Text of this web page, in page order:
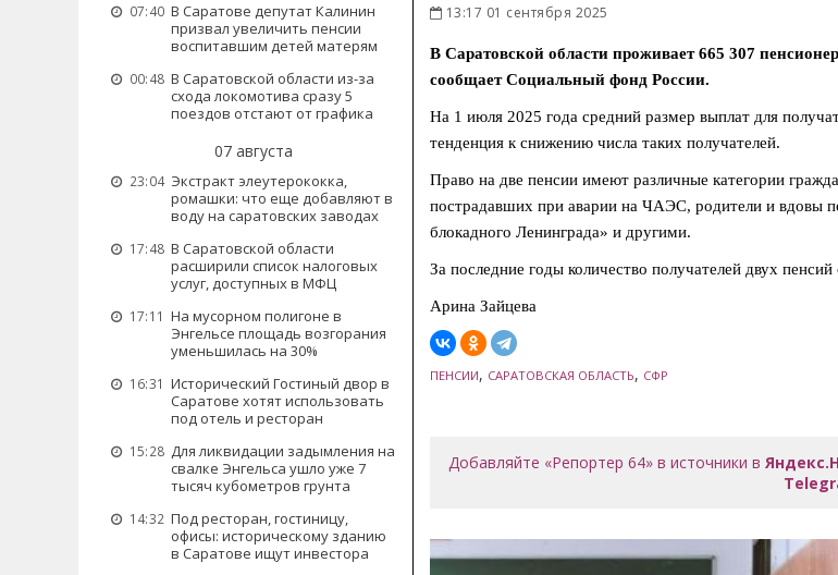
07:40 В Саратове депутат Калинин
призвал увеличить пенсии
воспитавшим детей матерям
00:48 В Саратовской области из-за
схода локомотива сразу 5
поездов отстают от графика
07 августа
23:04 Экстракт элеутерококка,
ромашки: что еще добавляют в
воду на саратовских заводах
17:48 В Саратовской области
расширили список налоговых
услуг, доступных в МФЦ
17:11 На мусорном полигоне в
Энгельсе площадь возгорания
уменьшилась на 30%
16:31 Исторический Гостиный двор в
Саратове хотят использовать
под отель и ресторан
15:28 Для ликвидации задымления на
свалке Энгельса ушло уже 7
тысяч кубометров грунта
14:32 Под ресторан, гостиницу,
офисы: историческому зданию
в Саратове ищут инвестора
13:17 01 сентября 2025
В Саратовской области проживает 665 307
сообщает Социальный фонд России.
На 1 июля 2025 года средний размер выплат для
тенденция к снижению числа таких получателей.
Право на две пенсии имеют различные категории
пострадавших при аварии на ЧАЭС, родители и вдовы
блокадного Ленинграда» и другими.
За последние годы количество получателей двух
Арина Зайцева
ПЕНСИИ, САРАТОВСКАЯ ОБЛАСТЬ, СФР
Добавляйте «Репортер 64» в источники в